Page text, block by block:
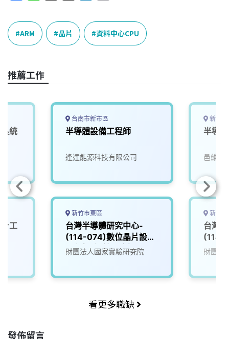
c
e
b
o
k
e
r
e
a
n
k
e
n
p
y
L
k
ARM 晶片 資料中心CPU
推薦工作
統
工
台南市新市區
半導體設備工程師
逢達能源科技有限公司
新竹市東區
台灣半導體研究中心-
(114-074)數位晶片設計
工程師_設計服務組
財團法人國家實驗研究院
新竹
半導
邑維科
新竹
台灣
(114-
(SoC)
財團法
看更多職缺
發佈留言